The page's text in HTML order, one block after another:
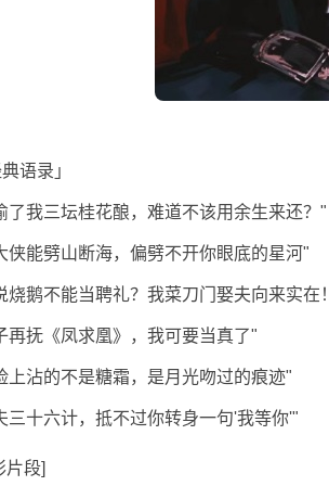
典语录」
了我三坛桂花酿，难道不该用余生来还？"
侠能劈山断海，偏劈不开你眼底的星河"
烧鹅不能当聘礼？我菜刀门娶夫向来实在
再抚《凤求凰》，我可要当真了"
上沾的不是糖霜，是月光吻过的痕迹"
三十六计，抵不过你转身一句'我等你'"
片段]